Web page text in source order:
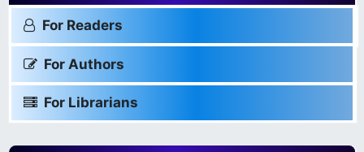
For Readers
For Authors
For Librarians